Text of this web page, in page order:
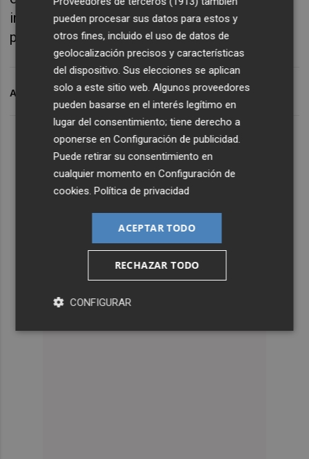
informes técnicos y de la propuesta que
presente la Conselleria de Sanidad.
ARCHIVADO EN RESTRICCIONES CORONAVIRUS
pueden procesar sus datos para estos y
otros fines, incluido el uso de datos de
geolocalización precisos y características
del dispositivo. Sus elecciones se aplican
solo a este sitio web. Algunos proveedores
pueden basarse en el interés legítimo en
lugar del consentimiento; tiene derecho a
oponerse enConfiguración de publicidad.
Puede retirar su consentimiento en
cualquier momento enConfiguración de
cookies.Política de privacidad
ACEPTAR TODO
RECHAZAR TODO
CONFIGURAR